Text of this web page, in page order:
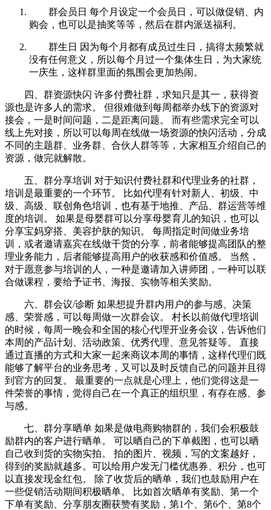
群会员日 每个月设定一个会员日，可以做促销、内
购会，也可以是抽奖等等，然后在群内派送福利。
群生日 因为每个月都有成员过生日，搞得太频繁就
没有任何意义，所以每个月过一个集体生日，为大家统
一庆生，这样群里面的氛围会更加热闹。
四、群资源快闪 许多付费社群，求知只是其一，获得资
源也是许多人的需求。 但很难做到每周都举办线下的资源对
接会，一是时间问题，二是距离问题。 而有些需求完全可以
线上先对接，所以可以每周在线做一场资源的快闪活动，分成
不同的主题群、业务群、合伙人群等等，大家相互介绍自己的
资源，做完就解散。
五、群分享培训 对于知识付费社群和代理业务的社群，
培训是最重要的一个环节。 比如代理有针对新人、初级、中
级、高级、联创角色培训，也有基于地推、产品、群运营等维
度的培训。 如果是母婴群可以分享母婴育儿的知识，也可以
分享宝妈穿搭、美容护肤的知识。 每周指定时间做业务培
训，或者邀请嘉宾在线做干货的分享，前者能够提高团队的整
理业务能力，后者能够提高用户的收获感和价值感。 当然，
对于愿意参与培训的人，一种是邀请加入讲师团，一种可以联
合做课程，要给予证书、海报、实物等相关奖励。
六、群会议/诊断 如果想提升群内用户的参与感、决策
感、荣誉感，可以每周做一次群会议。 村长以前做代理培训
的时候，每周一晚会和全国的核心代理开业务会议，告诉他们
本周的产品计划、活动政策、优秀代理、意见答疑等。 直接
通过直播的方式和大家一起来商议本周的事情，这样代理们既
能够了解平台的业务思考，又可以及时反馈自己的问题并且得
到官方的回复。 最重要的一点就是心理上，他们觉得这是一
件荣誉的事情，觉得自己在一个真正的组织里，有存在感、参
与感。
七、群分享晒单 如果是做电商购物群的，我们会积极鼓
励群内的客户进行晒单。 可以晒自己的下单截图，也可以晒
自己收到货的实物实拍。 拍的图片、视频，写的文案越好，
得到的奖励就越多。可以给用户发无门槛优惠券、积分，也可
以直接发现金红包。 除了收货后的晒单，我们也鼓励用户在
一些促销活动期间积极晒单。 比如首次晒单有奖励、第一个
下单有奖励、分享朋友圈获赞有奖励，第1个、第6个、第8个